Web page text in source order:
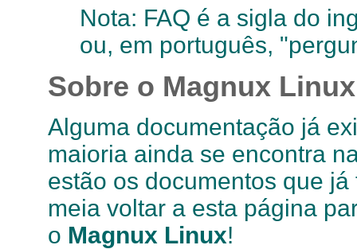
Nota: FAQ é a sigla do
ou, em português,
Sobre o Magnux Linux
Alguma documentação já
maioria ainda se encontra
estão os documentos que
meia voltar a esta página
o Magnux Linux!